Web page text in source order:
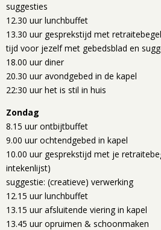
suggesties
12.30 uur lunchbuffet
13.30 uur gesprekstijd met
tijd voor jezelf met gebedsblad en
18.00 uur diner
20.30 uur avondgebed in de kapel
22:30 uur het is stil in huis
Zondag
8.15 uur ontbijtbuffet
9.00 uur ochtendgebed in kapel
10.00 uur gesprekstijd met je
intekenlijst)
suggestie: (creatieve) verwerking
12.15 uur lunchbuffet
13.15 uur afsluitende viering in kapel
13.45 uur opruimen & schoonmaken